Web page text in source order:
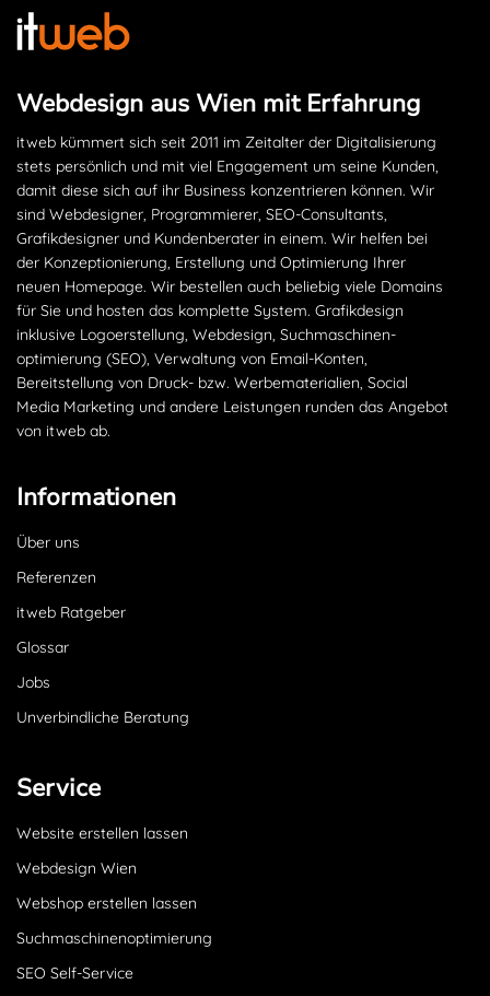
Webdesign aus Wien mit Erfahrung
itweb kümmert sich seit 2011 im Zeitalter der Digitalisierung
stets persönlich und mit viel Engagement um seine Kunden,
damit diese sich auf ihr Business konzentrieren können. Wir
sind Webdesigner, Programmierer, SEO-Consultants,
Grafikdesigner und Kundenberater in einem. Wir helfen bei
der Konzeptionierung, Erstellung und Optimierung Ihrer
neuen Homepage. Wir bestellen auch beliebig viele Domains
für Sie und hosten das komplette System. Grafikdesign
inklusive Logoerstellung, Webdesign, Suchmaschinen­
optimierung (SEO), Verwaltung von Email-Konten,
Bereitstellung von Druck- bzw. Werbematerialien, Social
Media Marketing und andere Leistungen runden das Angebot
von itweb ab.
Informationen
Über uns
Referenzen
itweb Ratgeber
Glossar
Jobs
Unverbindliche Beratung
Service
Website erstellen lassen
Webdesign Wien
Webshop erstellen lassen
Suchmaschinenoptimierung
SEO Self-Service